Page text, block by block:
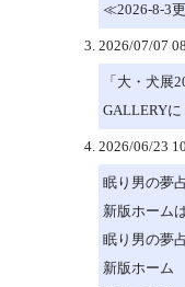
≪2026-8-3
2026/07/07
「大・犬展
GALLERY
2026/06/23
眠り男の
新版ホーム
眠り男の夢
新版ホーム